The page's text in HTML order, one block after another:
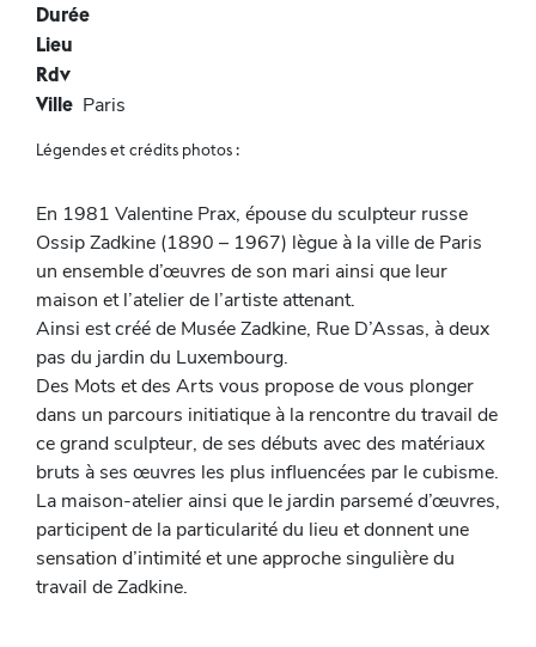
Durée
Lieu
Rdv
Ville Paris
Légendes et crédits photos :
En 1981 Valentine Prax, épouse du sculpteur russe
Ossip Zadkine (1890 – 1967) lègue à la ville de Paris
un ensemble d’œuvres de son mari ainsi que leur
maison et l’atelier de l’artiste attenant.
Ainsi est créé de Musée Zadkine, Rue D’Assas, à deux
pas du jardin du Luxembourg.
Des Mots et des Arts vous propose de vous plonger
dans un parcours initiatique à la rencontre du travail de
ce grand sculpteur, de ses débuts avec des matériaux
bruts à ses œuvres les plus influencées par le cubisme.
La maison-atelier ainsi que le jardin parsemé d’œuvres,
participent de la particularité du lieu et donnent une
sensation d’intimité et une approche singulière du
travail de Zadkine.